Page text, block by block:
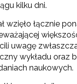
kilku dni.
wzięło łącznie
uwagę
wykładu oraz
naukowych.